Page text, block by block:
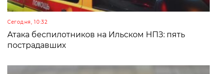
Сегодня, 10:32
Атака беспилотников на Ильском НПЗ: пять
пострадавших